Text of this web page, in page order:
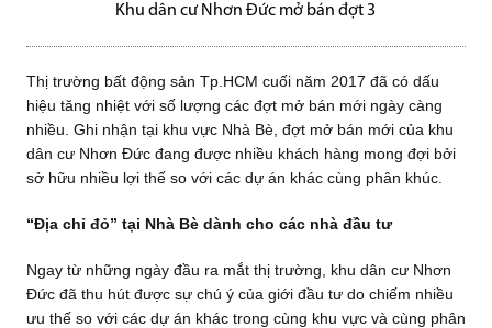
Khu dân cư Nhơn Đức mở bán đợt 3
Thị trường bất động sản Tp.HCM cuối năm 2017 đã có dấu
hiệu tăng nhiệt với số lượng các đợt mở bán mới ngày càng
nhiều. Ghi nhận tại khu vực Nhà Bè, đợt mở bán mới của khu
dân cư Nhơn Đức đang được nhiều khách hàng mong đợi bởi
sở hữu nhiều lợi thế so với các dự án khác cùng phân khúc.
“Địa chỉ đỏ” tại Nhà Bè dành cho các nhà đầu tư
Ngay từ những ngày đầu ra mắt thị trường, khu dân cư Nhơn
Đức đã thu hút được sự chú ý của giới đầu tư do chiếm nhiều
ưu thế so với các dự án khác trong cùng khu vực và cùng phân